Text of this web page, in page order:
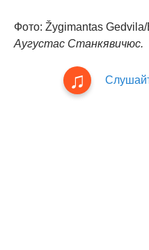
Фото: Žygimantas
Аугустас Станкявичюс.